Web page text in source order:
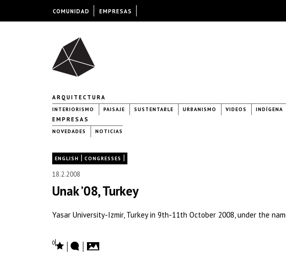
ARQUITECTURA
INTERIORISMO PAISAJE SUSTENTABLE URBANISMO VIDEOS INDÍGENA
EMPRESAS
NOVEDADES NOTICIAS
ENGLISH | CONGRESSES |
18.2.2008
Unak ’08, Turkey
Yasar University-Izmir, Turkey in 9th-11th October 2008, under the
0
COMUNIDAD EMPRESAS